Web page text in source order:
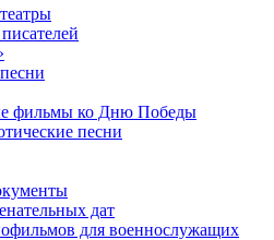
фильмы ко Дню Победы
песни
дат
для военнослужащих